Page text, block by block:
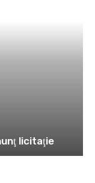
licitaţie